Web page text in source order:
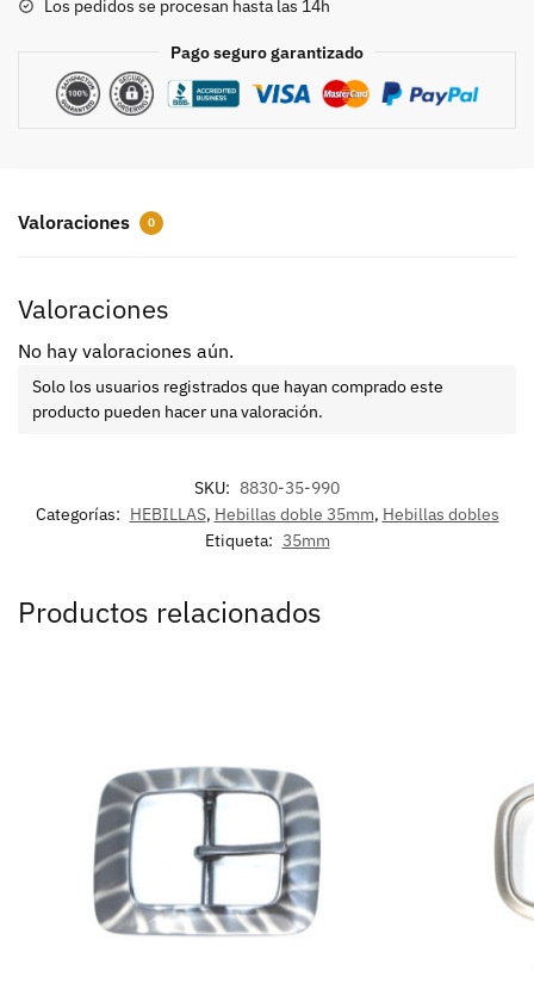
cantidad
Los pedidos se procesan hasta las 14h
Pago seguro garantizado
Valoraciones 0
Valoraciones
No hay valoraciones aún.
Solo los usuarios registrados que hayan comprado este
producto pueden hacer una valoración.
SKU: 8830-35-990
Categorías: HEBILLAS, Hebillas doble 35mm, Hebillas dobles
Etiqueta: 35mm
Productos relacionados